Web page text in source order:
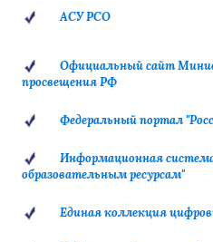
АСУ РСО
Официальный сайт
просвещения РФ
Федеральный портал
Информационная
образовательным ресурсам"
Единая коллекция